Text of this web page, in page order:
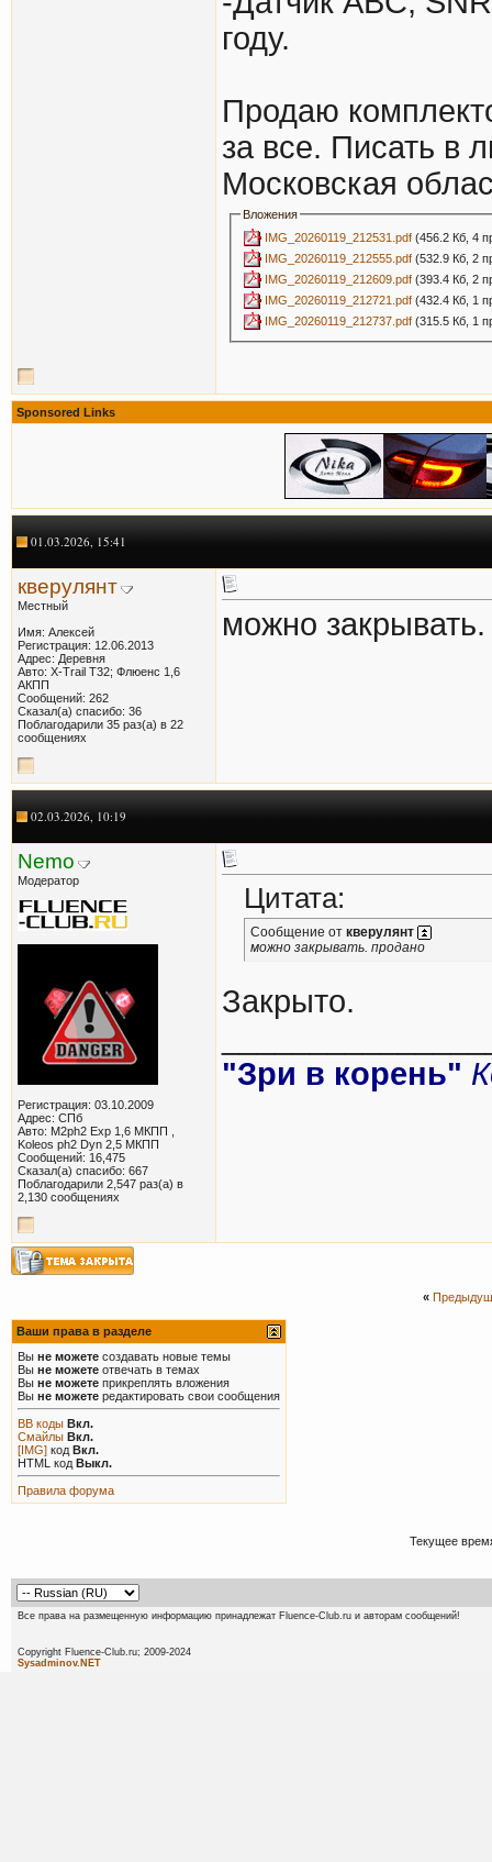
году.
Продаю
за все. Писать в
Московская
Вложения
IMG_20260119_212531.pdf (456.2 Кб, 4
IMG_20260119_212555.pdf (532.9 Кб, 2
IMG_20260119_212609.pdf (393.4 Кб, 2
IMG_20260119_212721.pdf (432.4 Кб, 1
IMG_20260119_212737.pdf (315.5 Кб, 1
Sponsored Links
01.03.2026, 15:41
кверулянт
Местный
Имя: Алексей
Регистрация: 12.06.2013
Адрес: Деревня
Авто: X-Trail T32; Флюенс 1,6
АКПП
Сообщений: 262
Сказал(а) спасибо: 36
Поблагодарили 35 раз(а) в 22
сообщениях
можно
02.03.2026, 10:19
Nemo
Модератор
Регистрация: 03.10.2009
Адрес: СПб
Авто: M2ph2 Exp 1,6 МКПП ,
Koleos ph2 Dyn 2,5 МКПП
Сообщений: 16,475
Сказал(а) спасибо: 667
Поблагодарили 2,547 раз(а) в
2,130 сообщениях
Цитата:
Сообщение от кверулянт
можно закрывать. продано
Закрыто.
"Зри в корень"
«
Ваши права в разделе
Вы не можете создавать новые темы
Вы не можете отвечать в темах
Вы не можете прикреплять вложения
Вы не можете редактировать свои сообщения
BB коды Вкл.
Смайлы Вкл.
[IMG] код Вкл.
HTML код Выкл.
Правила форума
Текущее
Все права на размещенную информацию принадлежат Fluence-Club.ru и авторам сообщений!
Copyright Fluence-Club.ru;
Sysadminov.NET